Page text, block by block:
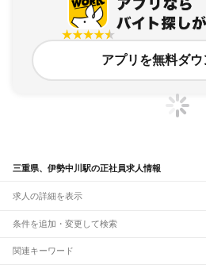
アプリを無料ダウ
三重県、伊勢中川駅の正社員求人情報
求人の詳細を表示
条件を追加・変更して検索
市区町村を追加・変更
関連キーワード